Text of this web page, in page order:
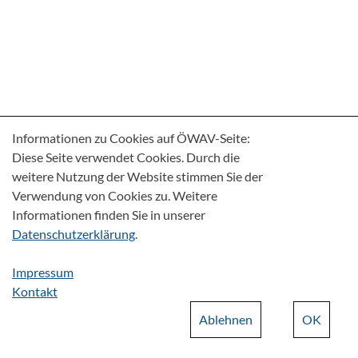
Informationen zu Cookies auf ÖWAV-Seite:
Diese Seite verwendet Cookies. Durch die
weitere Nutzung der Website stimmen Sie der
Verwendung von Cookies zu. Weitere
Informationen finden Sie in unserer
Datenschutzerklärung.
Impressum
Kontakt
OK
Ablehnen